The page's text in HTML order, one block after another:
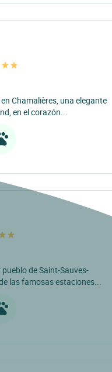
Chamalières, una elegante
en el corazón...
de Saint-Sauves-
las famosas estaciones...